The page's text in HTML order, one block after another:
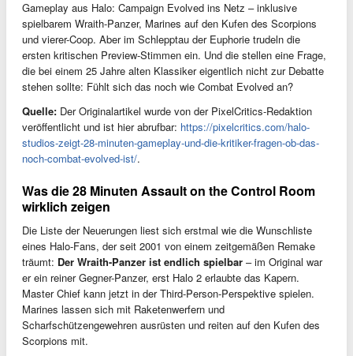
Gameplay aus Halo: Campaign Evolved ins Netz – inklusive
spielbarem Wraith-Panzer, Marines auf den Kufen des Scorpions
und vierer-Coop. Aber im Schlepptau der Euphorie trudeln die
ersten kritischen Preview-Stimmen ein. Und die stellen eine Frage,
die bei einem 25 Jahre alten Klassiker eigentlich nicht zur Debatte
stehen sollte: Fühlt sich das noch wie Combat Evolved an?
Quelle: Der Originalartikel wurde von der PixelCritics-Redaktion
veröffentlicht und ist hier abrufbar: https://pixelcritics.com/halo-
studios-zeigt-28-minuten-gameplay-und-die-kritiker-fragen-ob-das-
noch-combat-evolved-ist/.
Was die 28 Minuten Assault on the Control Room
wirklich zeigen
Die Liste der Neuerungen liest sich erstmal wie die Wunschliste
eines Halo-Fans, der seit 2001 von einem zeitgemäßen Remake
träumt: Der Wraith-Panzer ist endlich spielbar – im Original war
er ein reiner Gegner-Panzer, erst Halo 2 erlaubte das Kapern.
Master Chief kann jetzt in der Third-Person-Perspektive spielen.
Marines lassen sich mit Raketenwerfern und
Scharfschützengewehren ausrüsten und reiten auf den Kufen des
Scorpions mit.